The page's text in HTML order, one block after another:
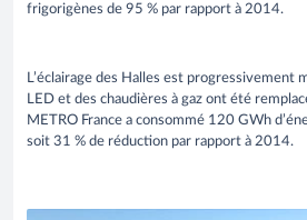
frigorigènes de 95 % par rapport à 2014.
L’éclairage des Halles est progressivement
LED et des chaudières à gaz ont été
METRO France a consommé 120 GWh
soit 31 % de réduction par rapport à 2014.